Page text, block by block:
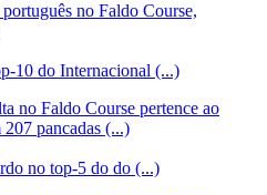
no Faldo Course,
10 do Internacional (...)
no Faldo Course pertence ao
pancadas (...)
no top-5 do do (...)